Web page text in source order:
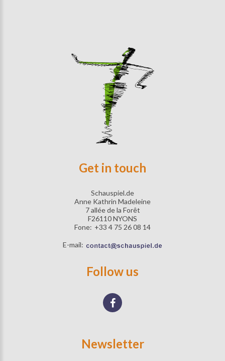
Get in touch
Schauspiel.de
Anne Kathrin Madeleine
7 allée de la Forêt
F26110 NYONS
Fone: +33 4 75 26 08 14
E-mail:
Follow us
Newsletter